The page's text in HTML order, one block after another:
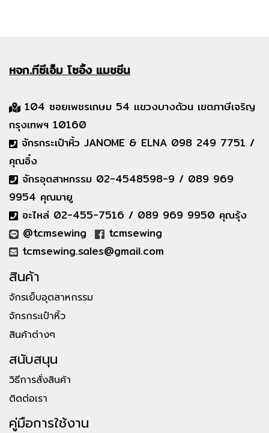
หจก.ทีซีเอ็มโซอิ้ง แมชชีน
104 ซอยเพชรเกษม 54 แขวงบางด้วน เขตภาษีเจริญ
กรุงเทพฯ 10160
จักรกระเป๋าหิ้ว JANOME & ELNA 098 249 7751 /
คุณอิ๋ง
จักรอุตสาหกรรม 02-4548598-9 / 089 969
9954 คุณมายู
อะไหล่ 02-455-7516 / 089 969 9950 คุณรุ้ง
@tcmsewing
tcmsewing
tcmsewing.sales@gmail.com
สินค้า
จักรเย็บอุตสาหกรรม
จักรกระเป๋าหิ้ว
สินค้าต่างๆ
สนับสนุน
วิธีการสั่งสินค้า
ติดต่อเรา
คู่มือการใช้งาน